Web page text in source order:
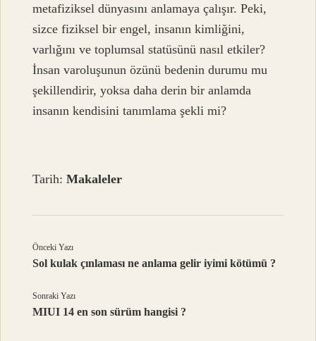
metafiziksel dünyasını anlamaya çalışır. Peki,
sizce fiziksel bir engel, insanın kimliğini,
varlığını ve toplumsal statüsünü nasıl etkiler?
İnsan varoluşunun özünü bedenin durumu mu
şekillendirir, yoksa daha derin bir anlamda
insanın kendisini tanımlama şekli mi?
Tarih:Makaleler
Önceki Yazı
Sol kulak çınlaması ne anlama gelir iyimi kötümü ?
Sonraki Yazı
MIUI 14 en son sürüm hangisi ?